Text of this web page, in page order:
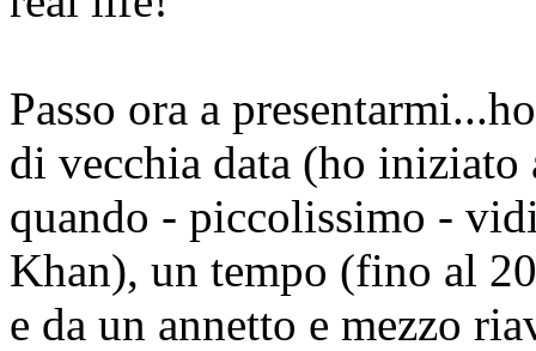
Passo ora a
di vecchia data (ho iniziato
quando - piccolissimo -
Khan), un tempo (fino al
e da un annetto e mezzo